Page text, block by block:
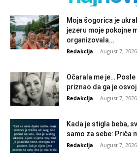
Moja šogorica je
jezeru moje pokojne
organizovala...
Redakcija - August 7, 2026
Očarala me je…
priznao da ga je
Redakcija - August 7, 2026
Kada je stigla beba,
samo za sebe: Priča
Redakcija - August 7, 2026